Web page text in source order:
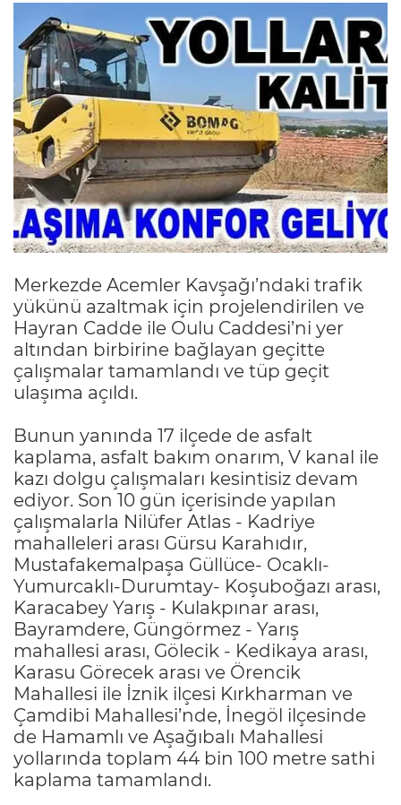
Merkezde Acemler Kavşağı’ndaki trafik
yükünü azaltmak için projelendirilen ve
Hayran Cadde ile Oulu Caddesi’ni yer
altından birbirine bağlayan geçitte
çalışmalar tamamlandı ve tüp geçit
ulaşıma açıldı.
Bunun yanında 17 ilçede de asfalt
kaplama, asfalt bakım onarım, V kanal ile
kazı dolgu çalışmaları kesintisiz devam
ediyor. Son 10 gün içerisinde yapılan
çalışmalarla Nilüfer Atlas - Kadriye
mahalleleri arası Gürsu Karahıdır,
Mustafakemalpaşa Güllüce- Ocaklı-
Yumurcaklı-Durumtay- Koşuboğazı arası,
Karacabey Yarış - Kulakpınar arası,
Bayramdere, Güngörmez - Yarış
mahallesi arası, Gölecik - Kedikaya arası,
Karasu Görecek arası ve Örencik
Mahallesi ile İznik ilçesi Kırkharman ve
Çamdibi Mahallesi’nde, İnegöl ilçesinde
de Hamamlı ve Aşağıbalı Mahallesi
yollarında toplam 44 bin 100 metre sathi
kaplama tamamlandı.